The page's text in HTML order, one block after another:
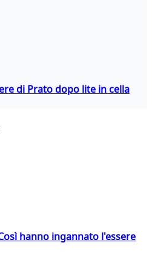
di Prato dopo lite in cella
hanno ingannato l'essere